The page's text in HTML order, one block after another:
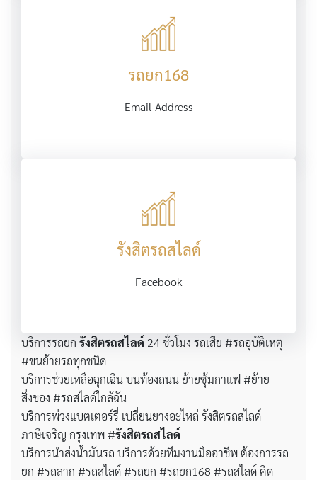
รถยก168
Email Address
รังสิตรถสไลด์
Facebook
บริการรถยก รังสิตรถสไลด์ 24 ชั่วโมง รถเสีย #รถอุบัติเหตุ
#ขนย้ายรถทุกชนิด
บริการช่วยเหลือฉุกเฉิน บนท้องถนน ย้ายซุ้มกาแฟ #ย้าย
สิ่งของ #รถสไลด์ใกล้ฉัน
บริการพ่วงแบตเตอร์รี่ เปลี่ยนยางอะไหล่ รังสิตรถสไลด์
ภาษีเจริญ กรุงเทพ #รังสิตรถสไลด์
บริการนำส่งน้ำมันรถ บริการด้วยทีมงานมืออาชีพ ต้องการรถ
ยก #รถลาก #รถสไลด์ #รถยก #รถยก168 #รถสไลด์ คิด